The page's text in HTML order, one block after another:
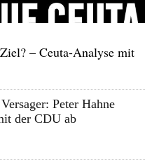
– Ceuta-Analyse mit
Peter Hahne
der CDU ab